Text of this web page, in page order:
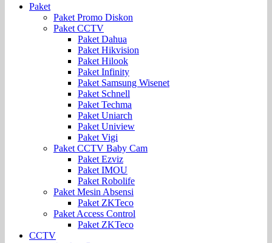
Paket
Paket Promo Diskon
Paket CCTV
Paket Dahua
Paket Hikvision
Paket Hilook
Paket Infinity
Paket Samsung Wisenet
Paket Schnell
Paket Techma
Paket Uniarch
Paket Uniview
Paket Vigi
Paket CCTV Baby Cam
Paket Ezviz
Paket IMOU
Paket Robolife
Paket Mesin Absensi
Paket ZKTeco
Paket Access Control
Paket ZKTeco
CCTV